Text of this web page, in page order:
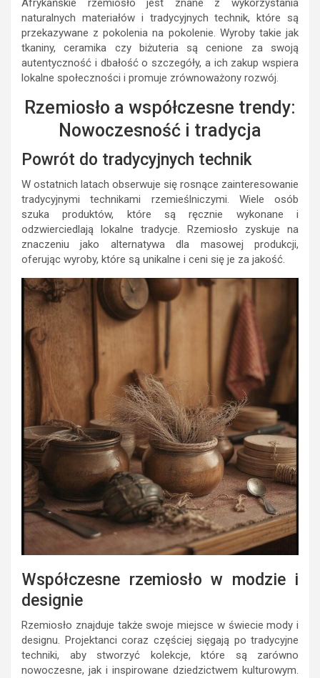
Afrykańskie rzemiosło jest znane z wykorzystania
naturalnych materiałów i tradycyjnych technik, które są
przekazywane z pokolenia na pokolenie. Wyroby takie jak
tkaniny, ceramika czy biżuteria są cenione za swoją
autentyczność i dbałość o szczegóły, a ich zakup wspiera
lokalne społeczności i promuje zrównoważony rozwój.
Rzemiosło a współczesne trendy:
Nowoczesność i tradycja
Powrót do tradycyjnych technik
W ostatnich latach obserwuje się rosnące zainteresowanie
tradycyjnymi technikami rzemieślniczymi. Wiele osób
szuka produktów, które są ręcznie wykonane i
odzwierciedlają lokalne tradycje. Rzemiosło zyskuje na
znaczeniu jako alternatywa dla masowej produkcji,
oferując wyroby, które są unikalne i ceni się je za jakość.
Współczesne rzemiosło w modzie i
designie
Rzemiosło znajduje także swoje miejsce w świecie mody i
designu. Projektanci coraz częściej sięgają po tradycyjne
techniki, aby stworzyć kolekcje, które są zarówno
nowoczesne, jak i inspirowane dziedzictwem kulturowym.